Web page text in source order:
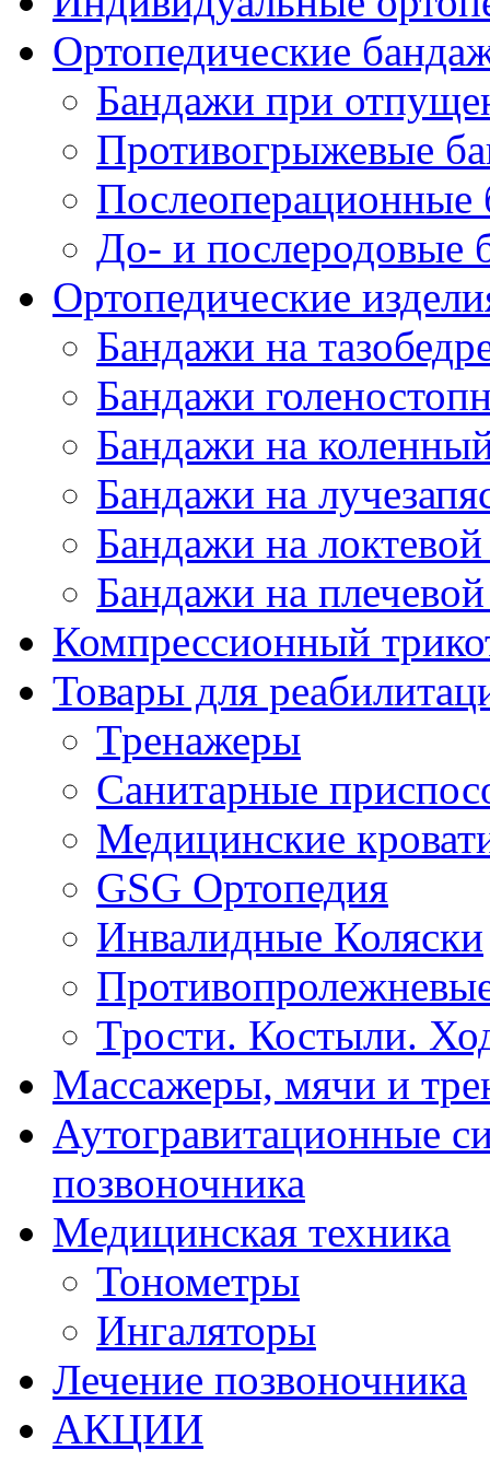
Ортопедические
Бандажи при
Противогрыжевые
Послеоперационные
До- и послеродовые
Ортопедические
Бандажи на
Бандажи
Бандажи на
Бандажи на
Бандажи на локтевой
Бандажи на плечевой
Компрессионный
Товары для
Тренажеры
Санитарные
Медицинские
GSG Ортопедия
Инвалидные Коляски
Трости. Костыли.
Массажеры, мячи и
Аутогравитационные
позвоночника
Медицинская техника
Тонометры
Ингаляторы
Лечение позвоночника
АКЦИИ